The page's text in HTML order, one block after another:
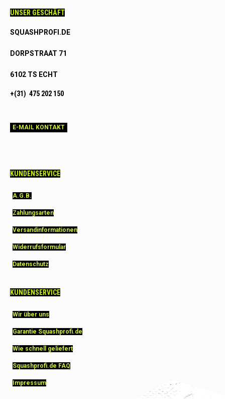
UNSER GESCHÄFT
SQUASHPROFI.DE
DORPSTRAAT 71
6102 TS ECHT
+(31) 475 202 150
E-MAIL KONTAKT
KUNDENSERVICE
A.G.B.
Zahlungsarten
Versandinformationen
Widerrufsformular
Datenschutz
KUNDENSERVICE
Wir über uns
Garantie Squashprofi.de
Wie schnell geliefert
Squashprofi.de FAQ
Impressum